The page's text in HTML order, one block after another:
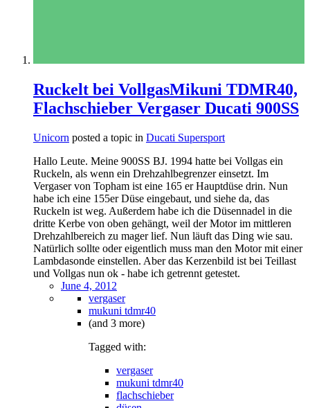
Ruckelt bei VollgasMikuni TDMR40,
Flachschieber Vergaser Ducati 900SS
Unicorn posted a topic in Ducati Supersport
Hallo Leute. Meine 900SS BJ. 1994 hatte bei Vollgas ein
Ruckeln, als wenn ein Drehzahlbegrenzer einsetzt. Im
Vergaser von Topham ist eine 165 er Hauptdüse drin. Nun
habe ich eine 155er Düse eingebaut, und siehe da, das
Ruckeln ist weg. Außerdem habe ich die Düsennadel in die
dritte Kerbe von oben gehängt, weil der Motor im mittleren
Drehzahlbereich zu mager lief. Nun läuft das Ding wie sau.
Natürlich sollte oder eigentlich muss man den Motor mit einer
Lambdasonde einstellen. Aber das Kerzenbild ist bei Teillast
und Vollgas nun ok - habe ich getrennt getestet.
June 4, 2012
vergaser
mukuni tdmr40
(and 3 more)
Tagged with:
vergaser
mukuni tdmr40
flachschieber